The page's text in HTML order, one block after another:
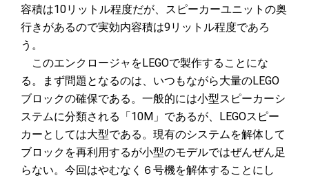
容積は10リットル程度だが、スピーカーユニットの奥
行きがあるので実効内容積は9リットル程度であろ
う。
このエンクロージャをLEGOで製作することにな
る。まず問題となるのは、いつもながら大量のLEGO
ブロックの確保である。一般的には小型スピーカーシ
ステムに分類される「10M」であるが、LEGOスピー
カーとしては大型である。現有のシステムを解体して
ブロックを再利用するが小型のモデルではぜんぜん足
らない。今回はやむなく６号機を解体することにし